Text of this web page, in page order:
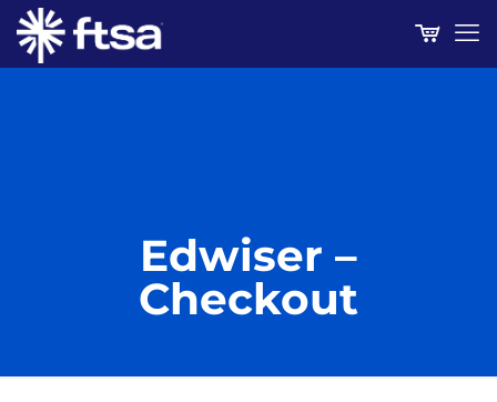
Edwiser –
Checkout